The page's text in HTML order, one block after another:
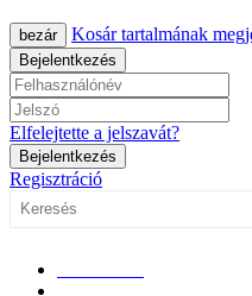
bezár Kosár tartalmának
Bejelentkezés
Elfelejtette a jelszavát?
Bejelentkezés
Regisztráció